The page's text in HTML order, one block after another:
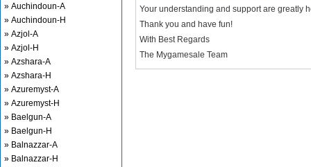
» Auchindoun-A
» Auchindoun-H
» Azjol-A
» Azjol-H
» Azshara-A
» Azshara-H
» Azuremyst-A
» Azuremyst-H
» Baelgun-A
» Baelgun-H
» Balnazzar-A
» Balnazzar-H
Your understanding and support are greatly
Thank you and have fun!
With Best Regards
The Mygamesale Team